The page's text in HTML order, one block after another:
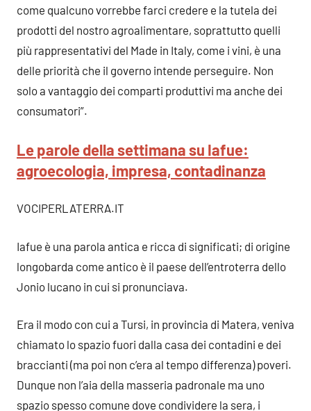
come qualcuno vorrebbe farci credere e la tutela dei
prodotti del nostro agroalimentare, soprattutto quelli
più rappresentativi del Made in Italy, come i vini, è una
delle priorità che il governo intende perseguire. Non
solo a vantaggio dei comparti produttivi ma anche dei
consumatori”.
Le parole della settimana su Iafue:
agroecologia, impresa, contadinanza
VOCIPERLATERRA.IT
Iafue è una parola antica e ricca di significati; di origine
longobarda come antico è il paese dell’entroterra dello
Jonio lucano in cui si pronunciava.
Era il modo con cui a Tursi, in provincia di Matera, veniva
chiamato lo spazio fuori dalla casa dei contadini e dei
braccianti (ma poi non c’era al tempo differenza) poveri.
Dunque non l’aia della masseria padronale ma uno
spazio spesso comune dove condividere la sera, i